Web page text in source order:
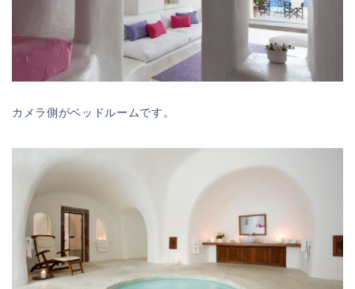
カメラ側がベッドルームです。